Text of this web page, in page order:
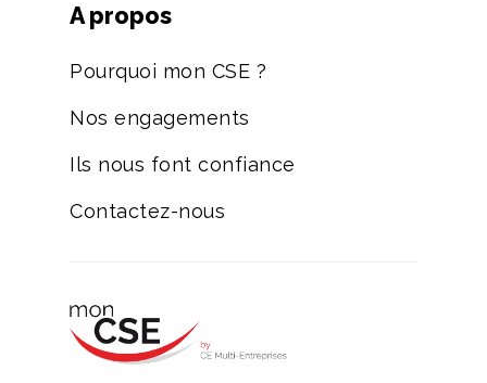
A propos
Pourquoi mon CSE ?
Nos engagements
Ils nous font confiance
Contactez-nous